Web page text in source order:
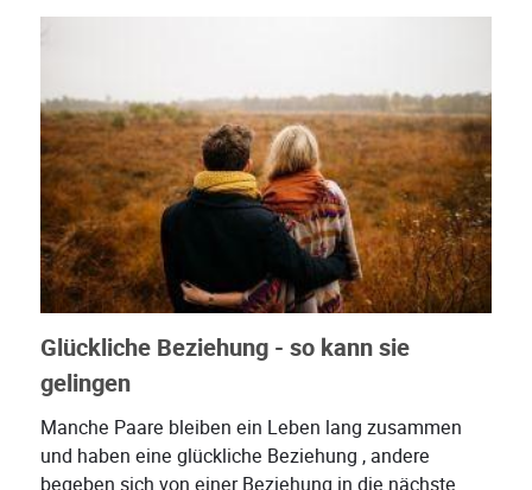
Glückliche Beziehung - so kann sie
gelingen
Manche Paare bleiben ein Leben lang zusammen
und haben eine glückliche Beziehung , andere
begeben sich von einer Beziehung in die nächste